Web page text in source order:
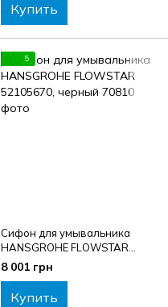
Купить
5
Сифон для умывальника
HANSGROHE FLOWSTAR
52105670, черный
8 001 грн
Купить